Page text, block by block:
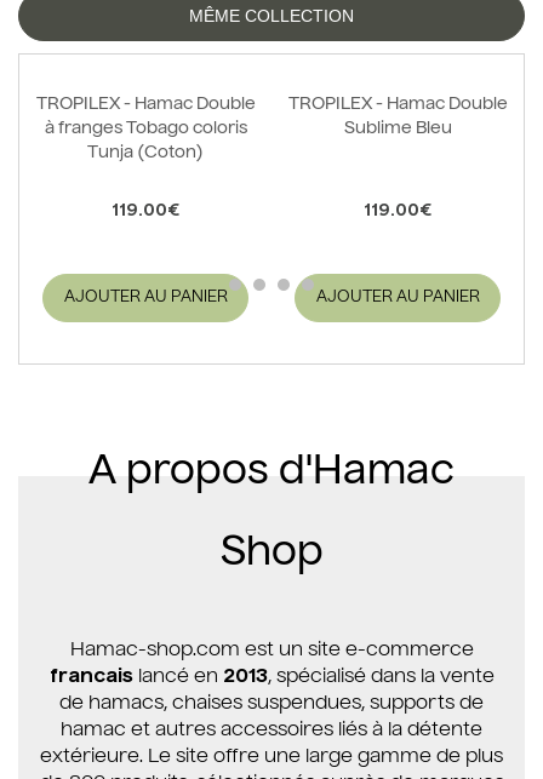
MÊME COLLECTION
TROPILEX - Hamac Double
à franges Tobago coloris
Tunja (Coton)
119.00€
AJOUTER AU PANIER
TROPILEX - Hamac Double
Sublime Bleu
119.00€
AJOUTER AU PANIER
A propos d'Hamac
Shop
Hamac-shop.com est un site e-commerce
francaislancé en 2013, spécialisé dans la vente
de hamacs, chaises suspendues, supports de
hamac et autres accessoires liés à la détente
extérieure. Le site offre une large gamme de plus